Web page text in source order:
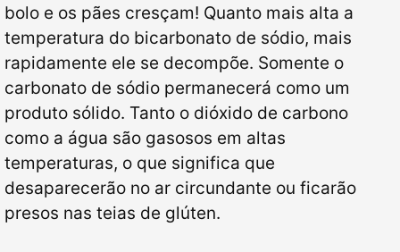
bolo e os pães cresçam! Quanto mais alta a
temperatura do bicarbonato de sódio, mais
rapidamente ele se decompõe. Somente o
carbonato de sódio permanecerá como um
produto sólido. Tanto o dióxido de carbono
como a água são gasosos em altas
temperaturas, o que significa que
desaparecerão no ar circundante ou ficarão
presos nas teias de glúten.